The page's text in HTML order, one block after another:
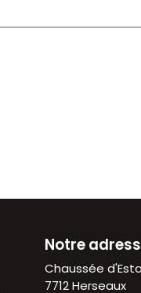
Notre
Chaussée
7712 Herseaux